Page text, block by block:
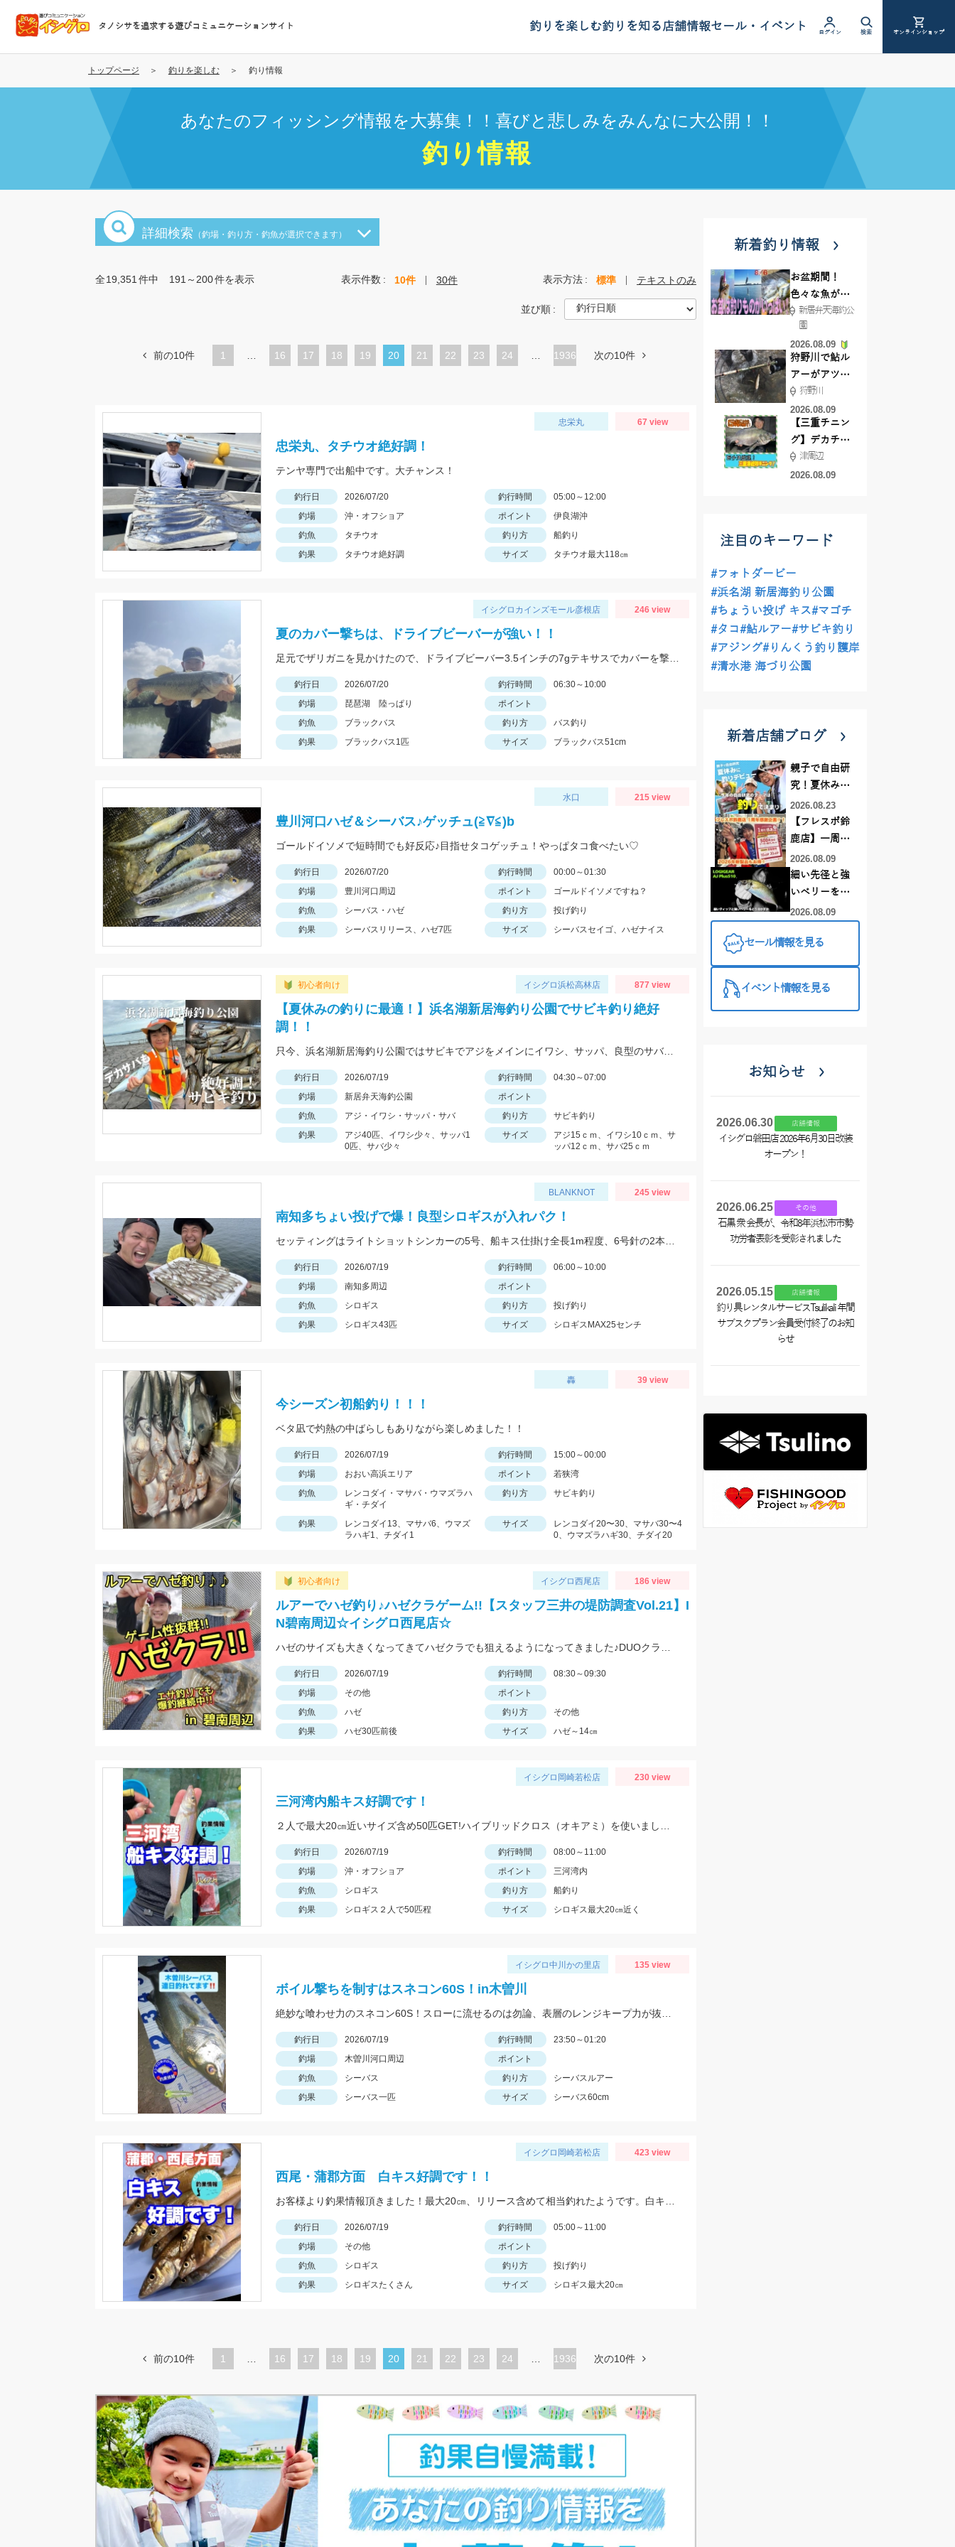
コ
テ
タノシサを追求する遊びコミュニケーションサイト 釣りを楽しむ釣りを知る店舗情報セール・イベント ログイン 検索 オンラインショップ
トップページ 釣りを楽しむ 釣り情報
あなたのフィッシング情報を大募集！！喜びと悲しみをみんなに大公開！！
釣り情報
詳細検索 （釣場・釣り方・釣魚が選択できます）
全19,351 件中 191～200件を表示 表示件数 10件 30件 表示方法 標準 テキストのみ
並び順
前の10件 1
ペ
16
ペ
17
ペ
18
ペ
19
カ
ペ
20
ペ
21
ペ
22
ペ
23
ペ
24 1936 次の10件
忠栄丸 67 view
忠栄丸、タチウオ絶好調！
テンヤ専門で出船中です。大チャンス！
釣行日 2026/07/20 釣行時間
05:00～12:00
釣場
沖・オフショア ポイント
伊良湖沖
釣魚
タチウオ 釣り方
船釣り
釣果
タチウオ絶好調 サイズ タチウオ最大118㎝
イシグロカインズモール彦根店 246 view
夏のカバー撃ちは、ドライブビーバーが強い！！
釣行日 2026/07/20 釣行時間
06:30～10:00
釣場
琵琶湖 陸っぱり
ポイント
釣魚
ブラックバス 釣り方
バス釣り
釣果
ブラックバス1匹 サイズ ブラックバス51cm
水口 215 view
豊川河口ハゼ＆シーバス♪ゲッチュ(≧∇≦)b
ゴールドイソメで短時間でも好反応♪目指せタコゲッチュ！やっぱタコ食べたい♡
釣行日 2026/07/20 釣行時間
00:00～01:30
釣場
豊川河口周辺 ポイント
ゴールドイソメですね？
釣魚
シーバス・ハゼ 釣り方
投げ釣り
釣果
シーバスリリース、ハゼ7匹 サイズ シーバスセイゴ、ハゼナイス
初心者向け イシグロ浜松高林店 877 view
【夏休みの釣りに最適！】浜名湖新居海釣り公園でサビキ釣り絶好
調！！
只今、浜名湖新居海釣り公園ではサビキでアジをメインにイワシ、サッパ、良型のサバが絶好調！！ 釣って楽しく！食べておいしい！アジを狙いに行ってみましょう！！ お子様との夏休みの釣りにも最高です！！
釣行日 2026/07/19 釣行時間
04:30～07:00
釣場
新居弁天海釣公園
ポイント
釣魚
アジ・イワシ・サッパ・サバ 釣り方
サビキ釣り
釣果
アジ40匹、イワシ少々、サッパ1
0匹、サバ少々
サイズ
アジ15ｃｍ、イワシ10ｃｍ、サ
ッパ12ｃｍ、サバ25ｃｍ
BLANKNOT 245 view
南知多ちょい投げで爆！良型シロギスが入れパク！
釣行日 2026/07/19 釣行時間
06:00～10:00
釣場
南知多周辺
ポイント
釣魚
シロギス 釣り方
投げ釣り
釣果
シロギス43匹 サイズ シロギスMAX25センチ
轟 39 view
今シーズン初船釣り！！！
ベタ凪で灼熱の中ばらしもありながら楽しめました！！
釣行日 2026/07/19 釣行時間
15:00～00:00
釣場
おおい高浜エリア ポイント
若狭湾
釣魚
レンコダイ・マサバ・ウマズラハ
ギ・チダイ
釣り方 サビキ釣り
釣果
レンコダイ13、マサバ6、ウマズ
ラハギ1、チダイ1
サイズ
レンコダイ20〜30、マサバ30〜4
0、ウマズラハギ30、チダイ20
初心者向け イシグロ西尾店 186 view
ルアーでハゼ釣り♪ハゼクラゲーム!!【スタッフ三井の堤防調査Vol.21】I
N碧南周辺☆イシグロ西尾店☆
釣行日 2026/07/19 釣行時間
08:30～09:30
釣場
その他
ポイント
釣魚
ハゼ 釣り方
その他
釣果
ハゼ30匹前後 サイズ ハゼ～14㎝
イシグロ岡崎若松店 230 view
三河湾内船キス好調です！
釣行日 2026/07/19 釣行時間
08:00～11:00
釣場
沖・オフショア ポイント
三河湾内
釣魚
シロギス 釣り方
船釣り
釣果
シロギス２人で50匹程 サイズ シロギス最大20㎝近く
イシグロ中川かの里店 135 view
ボイル撃ちを制すはスネコン60S！in木曽川
釣行日 2026/07/19 釣行時間
23:50～01:20
釣場
木曽川河口周辺
ポイント
釣魚
シーバス 釣り方
シーバスルアー
釣果
シーバス一匹 サイズ シーバス60cm
イシグロ岡崎若松店 423 view
西尾・蒲郡方面 白キス好調です！！
釣行日 2026/07/19 釣行時間
05:00～11:00
釣場
その他
ポイント
釣魚
シロギス 釣り方
投げ釣り
釣果
シロギスたくさん サイズ シロギス最大20㎝
前の10件 1
ペ
ジ
16
ペ
ジ
17
ペ
18
ペ
19
カ
ト
ジ
20
ペ
21
ペ
22
ペ
23
ペ
24 1936 次の10件
新着釣り情報
お盆期間！
色々な魚が沢
山釣れてます
よ！
新居弁天海釣公
園
2026.08.09
狩野川で鮎ル
アーがアツ
い！！
狩野川
2026.08.09
【三重チニン
グ】デカチヌ
狙いにはあの
ワーム！
津周辺
2026.08.09
注目のキーワード
#フォトダービー
#浜名湖 新居海釣り公園
#ちょうい投げ キス#マゴチ
#タコ#鮎ルアー#サビキ釣り
#アジング#りんくう釣り護岸
#清水港 海づり公園
新着店舗ブログ
親子で自由研
究！夏休みに
釣りデビュー
2026.08.23
【フレスポ鈴
鹿店】一周年
記念セール開
催中！新製品
ルアーロッド
もお買い
得！！！
2026.08.09
細い先径と強
いベリーをど
う活かすか |
プラス510の
2026.08.09
セール情報を見る
イベント情報を見る
お知らせ
2026.06.30 店舗情報
イシグロ磐田店 2026年6月30日改装
オープン！
2026.06.25 その他
石黒 衆 会長が、令和8年浜松市市勢
功労者表彰を受彰されました
2026.05.15 店舗情報
釣り具レンタルサービスTsulikali 年間
サブスクプラン会員受付終了のお知
らせ